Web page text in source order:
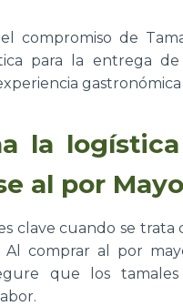
compromiso de
para la entrega
la
al por
clave cuando se trata
Al comprar al por
que los